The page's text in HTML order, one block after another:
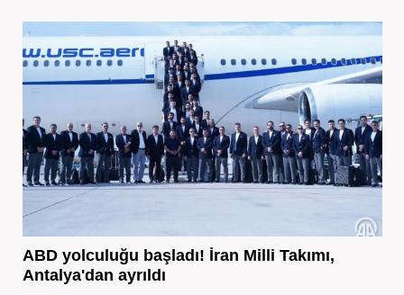
ABD yolculuğu başladı! İran Milli Takımı,
Antalya'dan ayrıldı